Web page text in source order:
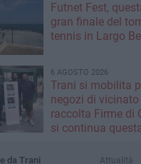
Futnet Fest,
gran finale del
tennis in Largo
6 AGOSTO 2026
Trani si mobilita
negozi di vicinato
raccolta Firme di
si continua
da Trani Attualità